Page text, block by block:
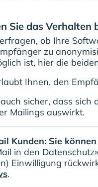
Sie das Verhalten
ob Ihre
zu
ist, hier die
Ihnen, den
sicher, dass
Mailings auswirkt.
Kunden: Sie
in den
Einwilligung
.